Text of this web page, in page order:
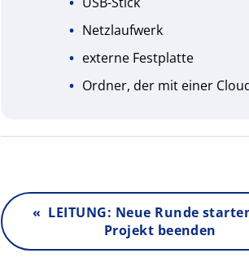
Netzlaufwerk
externe Festplatte
Ordner, der mit einer
« LEITUNG: Neue Runde
Projekt beenden